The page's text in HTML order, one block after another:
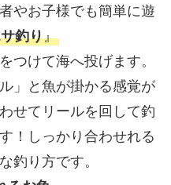
やお子様でも簡単に遊
釣り』
つけて海へ投げます。
ル」と魚が掛かる感覚が
せてリールを回して釣
！しっかり合わせれる
釣り方です。